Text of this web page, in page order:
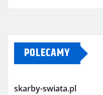
POLECAMY
skarby-swiata.pl